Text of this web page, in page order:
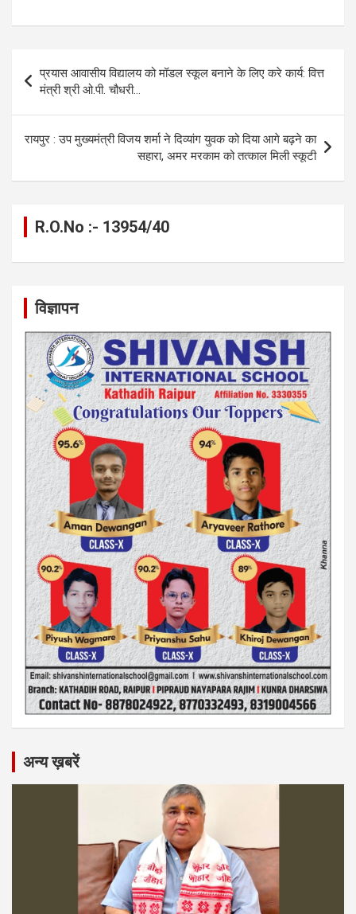
ce
o
o
k
se
n
g
er
at
A
p
p
e
a
m
ail py
Li
n
k
ar
e
navigation
प्रयास आवासीय विद्यालय को मॉडल स्कूल बनाने के लिए करे कार्य: वित्त
मंत्री श्री ओ.पी. चौधरी…
रायपुर : उप मुख्यमंत्री विजय शर्मा ने दिव्यांग युवक को दिया आगे बढ़ने का
सहारा, अमर मरकाम को तत्काल मिली स्कूटी
R.O.No :- 13954/40
विज्ञापन
अन्य ख़बरें